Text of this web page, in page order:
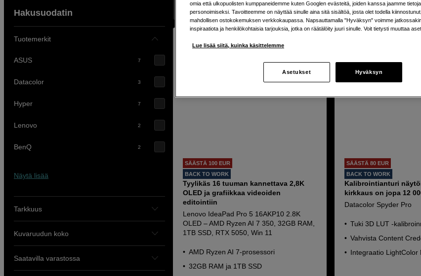
Hakusuodatin
Tuotemerkit
ASUS 7
Datacolor 3
Hyper 7
Lenovo 2
BenQ 2
Näytä lisää
Tarkkuus
Kuvaruudun koko
Saatavilla varastossa
Näyttää 27 tuotetta
SÄÄSTÄ 100 EUR
BACK TO WORK
Tyylikäs 16 tuuman kannettava 2,8K
OLED ja grafiikkaa videoiden
editointiin
Lenovo IdeaPad Pro 5 16AKP10 2.8K
OLED – AMD Ryzen AI 7 350, 32GB RAM,
1TB SSD, RTX 5050, Win 11
AMD Ryzen AI 7-prosessori
32GB RAM ja 1TB SSD
SÄÄSTÄ 80 EUR
BACK TO WORK
Kalibrointianturi
kirkkaus on jopa 12
Datacolor Spyder Pro
Tuki 3D LUT -
Vahvista Content
Integraatio LightColor
omia että ulkopuolisten kumppaneidemme kuten Googlen evästeitä, joiden kanssa jaamme
personoimiseksi. Tavoitteemme on näyttää sinulle aina sitä sisältöä, josta olet todella
mahdollisen ostokokemuksen verkkokaupassa. Napsauttamalla "Hyväksyn" voimme
inspiraatiota ja henkilökohtaisia tarjouksia, jotka on räätälöity juuri sinulle. Voit tietysti muuttaa
Lue lisää siitä, kuinka käsittelemme
Asetukset Hyväksyn